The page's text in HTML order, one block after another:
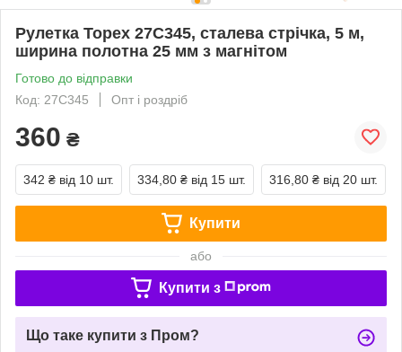
Рулетка Topex 27C345, сталева стрічка, 5 м,
ширина полотна 25 мм з магнітом
Готово до відправки
Код: 27C345
Опт і роздріб
360 ₴
342 ₴ від 10 шт. 334,80 ₴ від 15 шт. 316,80 ₴ від 20 шт.
Купити
або
Купити з
Що таке купити з Пром?